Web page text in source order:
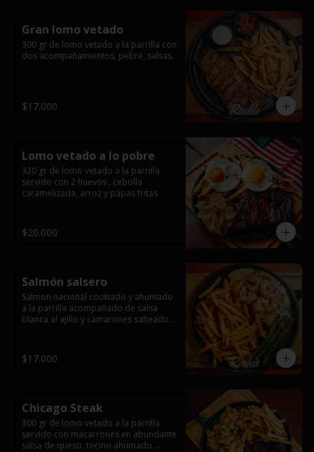
Gran lomo vetado
300 gr de lomo vetado a la parrilla con
dos acompañamientos, pebre, salsas.
$17.000
Lomo vetado a lo pobre
320 gr de lomo vetado a la parrilla
servido con 2 huevos , cebolla
caramelizada, arroz y papas fritas
$20.000
Salmón salsero
Salmon nacional cocinado y ahumado
a la parrilla acompañado de salsa
blanca al ajillo y camarones salteados,
$17.000
Chicago Steak
300 gr de lomo vetado a la parrilla
servido con macarrones en abundante
salsa de queso, tocino ahumado